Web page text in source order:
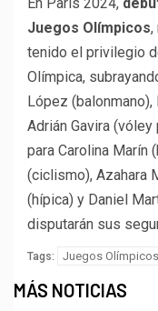
Juegos Olímpicos,
tenido el privilegio
Olímpica,
López
Adrián Gavira
para Carolina Marín
(ciclismo), Azahara
(hípica) y Daniel
disputarán sus
Tags: Juegos Olímpicos
MÁS NOTICIAS